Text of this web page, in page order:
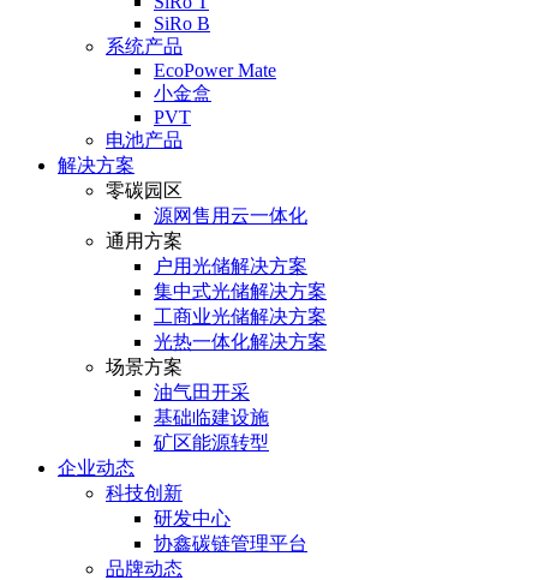
SiRo B
系统产品
EcoPower Mate
小金盒
PVT
电池产品
解决方案
零碳园区
源网售用云一体化
通用方案
户⽤光储解决⽅案
集中式光储解决⽅案
⼯商业光储解决⽅案
光热⼀体化解决⽅案
场景方案
油气田开采
基础临建设施
矿区能源转型
企业动态
科技创新
研发中心
协鑫碳链管理平台
品牌动态